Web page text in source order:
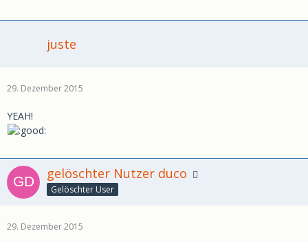
juste
29. Dezember 2015
YEAH!
gelöschter Nutzer duco
Gelöschter User
29. Dezember 2015